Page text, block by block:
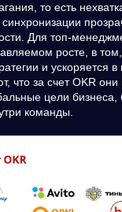
то есть
синхронизации
Для топ-
росте, в
и ускоряется
что за счет OKR они
цели
команды.